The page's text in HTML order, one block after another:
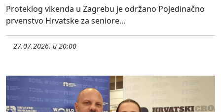
Proteklog vikenda u Zagrebu je održano Pojedinačno
prvenstvo Hrvatske za seniore...
27.07.2026. u 20:00